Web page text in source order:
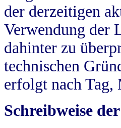
der derzeitigen
Verwendung der
dahinter zu
technischen
erfolgt nach Tag,
Schreibweise